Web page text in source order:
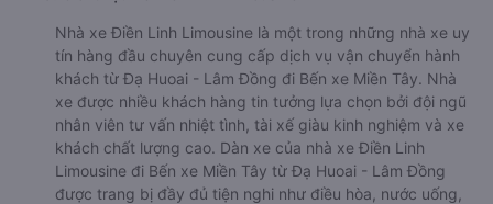
f. Giá vé giá xe khách đi Bến xe Miền Tây từ Đạ Huoai -
Lâm Đồng Nhật Đoan Limousine
ghế ngồi 300000đ/vé
limousine 300000đ/vé
g. Review, đánh giá chất lượng xe Nhật Đoan Limousine